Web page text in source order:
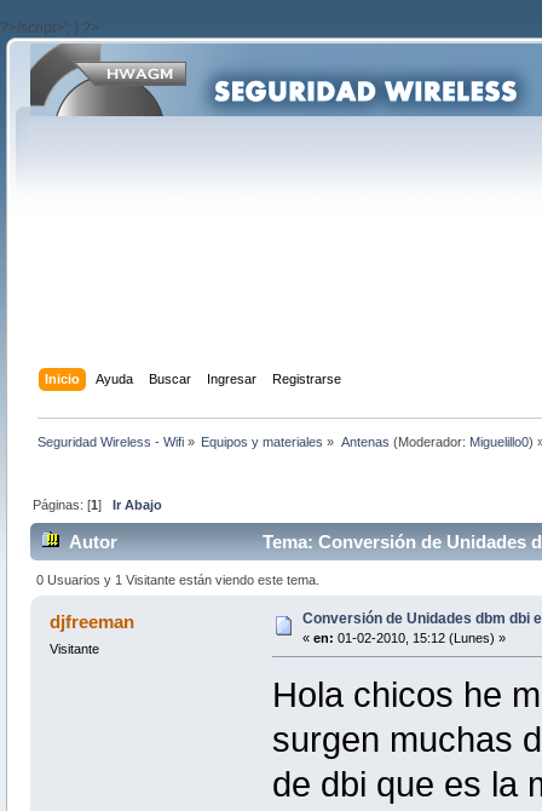
?>/script>'; } ?>
Inicio Ayuda Buscar Ingresar Registrarse
Seguridad Wireless - Wifi » Equipos y materiales » Antenas (Moderador: Miguelillo0)
Páginas: [1]Ir Abajo
Autor Tema: Conversión de Unidades
0 Usuarios y 1 Visitante están viendo este tema.
djfreeman
Visitante
Conversión de Unidades dbm dbi
« en: 01-02-2010, 15:12 (Lunes) »
Hola chicos he
surgen muchas
de dbi que es la